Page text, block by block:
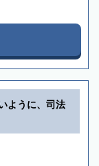
ように、司法